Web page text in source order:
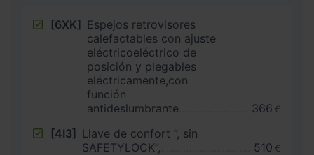
[6XK] Espejos retrovisores
calefactables con ajuste
eléctricoeléctrico de
posición y plegables
eléctricamente,con
función
antideslumbrante
366 €
[4I3] Llave de confort ”, sin
SAFETYLOCK”,
510 €